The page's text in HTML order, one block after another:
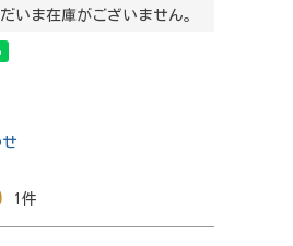
いま在庫がございません。
1